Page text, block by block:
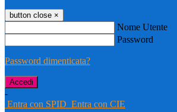
button close ×
Nome Utente
Password
Password dimenticata?
-
Entra con SPID Entra con CIE